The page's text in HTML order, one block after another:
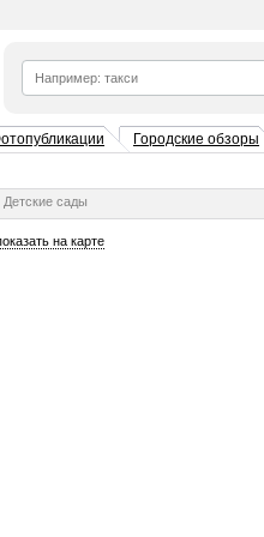
Городские обзоры
Детские сады
на карте